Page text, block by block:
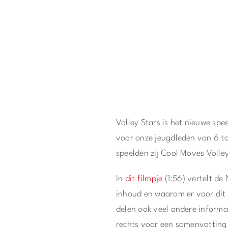
Volley Stars is het nieuwe
voor onze jeugdleden van 6
speelden zij Cool Moves
In dit filmpje (1:56) vertelt de
inhoud en waarom er voor dit
delen ook veel andere
rechts voor een